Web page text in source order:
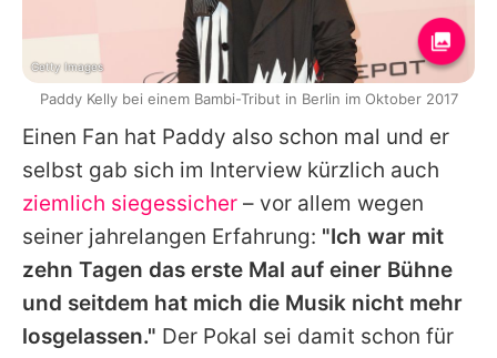
Einen Fan hat Paddy also schon mal und er
selbst gab sich im Interview kürzlich auch
ziemlich siegessicher – vor allem wegen
seiner jahrelangen Erfahrung: "Ich war mit
zehn Tagen das erste Mal auf einer Bühne
und seitdem hat mich die Musik nicht mehr
losgelassen." Der Pokal sei damit schon für
Getty Images
Paddy Kelly bei einem Bambi-Tribut in Berlin im Oktober 2017